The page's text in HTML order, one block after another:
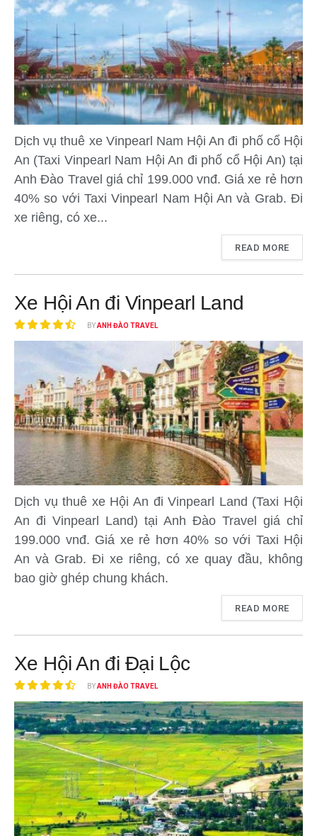
Dịch vụ thuê xe Vinpearl Nam Hội An đi phố cổ Hội
An (Taxi Vinpearl Nam Hội An đi phố cổ Hội An) tại
Anh Đào Travel giá chỉ 199.000 vnđ. Giá xe rẻ hơn
40% so với Taxi Vinpearl Nam Hội An và Grab. Đi
xe riêng, có xe...
READ MORE
Xe Hội An đi Vinpearl Land
BYANH ĐÀO TRAVEL
Dịch vụ thuê xe Hội An đi Vinpearl Land (Taxi Hội
An đi Vinpearl Land) tại Anh Đào Travel giá chỉ
199.000 vnđ. Giá xe rẻ hơn 40% so với Taxi Hội
An và Grab. Đi xe riêng, có xe quay đầu, không
bao giờ ghép chung khách.
READ MORE
Xe Hội An đi Đại Lộc
BYANH ĐÀO TRAVEL